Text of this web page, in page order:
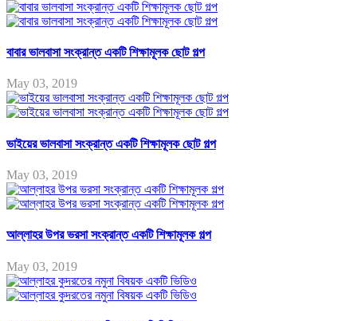
বাবার ভালবাসা সংক্রান্ত একটি শিক্ষামূলক ছোট গল্প
May 03, 2019
ভাইয়ের ভালবাসা সংক্রান্ত একটি শিক্ষামূলক ছোট গল্প
May 03, 2019
আল্লাহর উপর ভরসা সংক্রান্ত একটি শিক্ষামূলক গল্প
May 03, 2019